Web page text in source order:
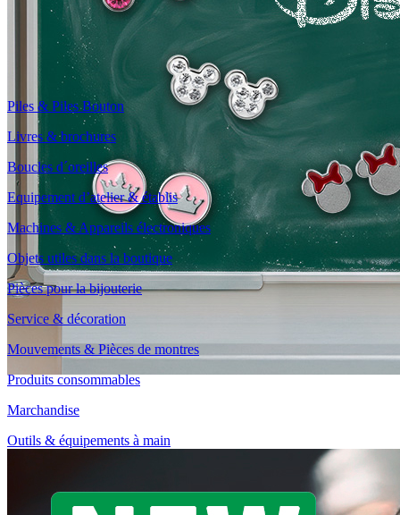
Piles & Piles Bouton
Livres & brochures
Boucles d´oreilles
Equipement d’atelier & établis
Machines & Appareils électroniques
Objets utiles dans la boutique
Pièces pour la bijouterie
Service & décoration
Mouvements & Pièces de montres
Produits consommables
Marchandise
Outils & équipements à main